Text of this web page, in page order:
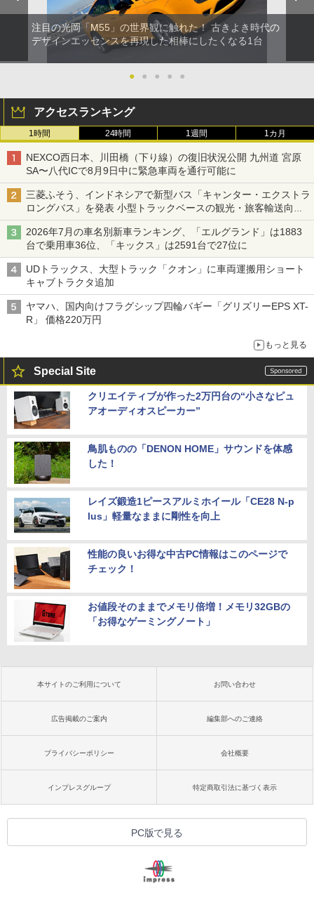
注目の光岡「M55」の世界観に触れた！ 古きよき時代の
デザインエッセンスを再現した相棒にしたくなる1台
● ● ● ● ●
アクセスランキング
1時間 24時間 1週間 1カ月
NEXCO西日本、川田橋（下り線）の復旧状況公開 九州道 宮原
SA〜八代ICで8月9日中に緊急車両を通行可能に
三菱ふそう、インドネシアで新型バス「キャンター・エクストラ
ロングバス」を発表 小型トラックベースの観光・旅客輸送向け
バス
2026年7月の車名別新車ランキング、「エルグランド」は1883
台で乗用車36位、「キックス」は2591台で27位に
UDトラックス、大型トラック「クオン」に車両運搬用ショート
キャブトラクタ追加
ヤマハ、国内向けフラグシップ四輪バギー「グリズリーEPS XT-
R」 価格220万円
もっと見る
Special Site
クリエイティブが作った2万円台の“小さなピュ
アオーディオスピーカー”
鳥肌ものの「DENON HOME」サウンドを体感
した！
レイズ鍛造1ピースアルミホイール「CE28 N-p
lus」軽量なままに剛性を向上
性能の良いお得な中古PC情報はこのページで
チェック！
お値段そのままでメモリ倍増！メモリ32GBの
「お得なゲーミングノート」
本サイトのご利用について お問い合わせ
広告掲載のご案内 編集部へのご連絡
プライバシーポリシー 会社概要
インプレスグループ 特定商取引法に基づく表示
PC版で見る